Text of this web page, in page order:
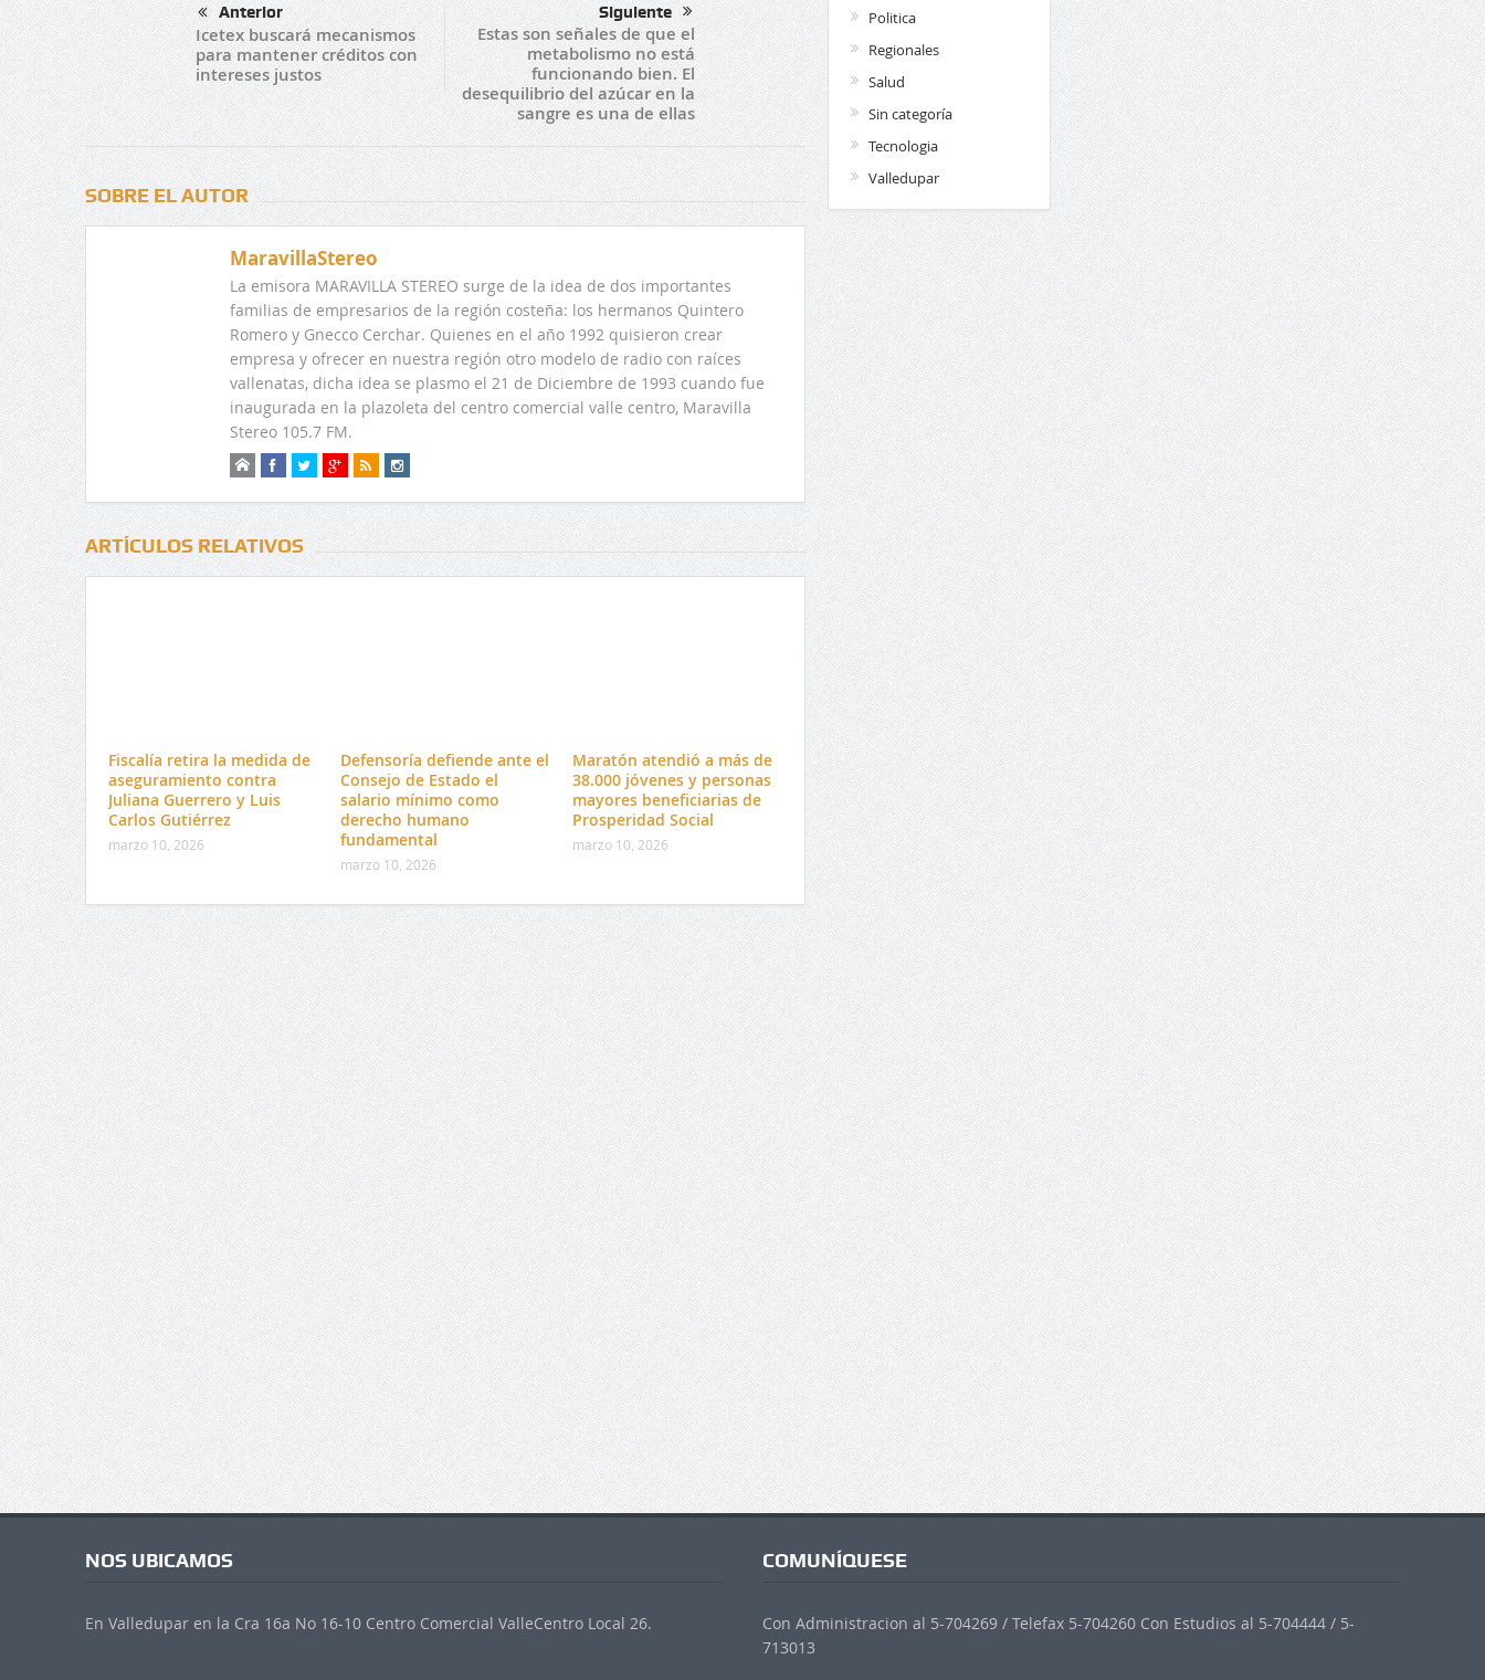
Anterior
Icetex buscará mecanismos
para mantener créditos con
intereses justos
Siguiente
Estas son señales de que el
metabolismo no está
funcionando bien. El
desequilibrio del azúcar en la
sangre es una de ellas
SOBRE EL AUTOR
MaravillaStereo
La emisora MARAVILLA STEREO surge de la idea de dos importantes
familias de empresarios de la región costeña: los hermanos Quintero
Romero y Gnecco Cerchar. Quienes en el año 1992 quisieron crear
empresa y ofrecer en nuestra región otro modelo de radio con raíces
vallenatas, dicha idea se plasmo el 21 de Diciembre de 1993 cuando fue
inaugurada en la plazoleta del centro comercial valle centro, Maravilla
Stereo 105.7 FM.
ARTÍCULOS RELATIVOS
Fiscalía retira la medida de
aseguramiento contra
Juliana Guerrero y Luis
Carlos Gutiérrez
marzo 10, 2026
Defensoría defiende ante el
Consejo de Estado el
salario mínimo como
derecho humano
fundamental
marzo 10, 2026
Maratón atendió a más de
38.000 jóvenes y personas
mayores beneficiarias de
Prosperidad Social
marzo 10, 2026
Politica
Regionales
Salud
Sin categoría
Tecnologia
Valledupar
NOS UBICAMOS
En Valledupar en la Cra 16a No 16-10 Centro Comercial ValleCentro Local 26.
COMUNÍQUESE
Con Administracion al 5-704269 / Telefax 5-704260 Con Estudios al 5-704444 / 5-
713013